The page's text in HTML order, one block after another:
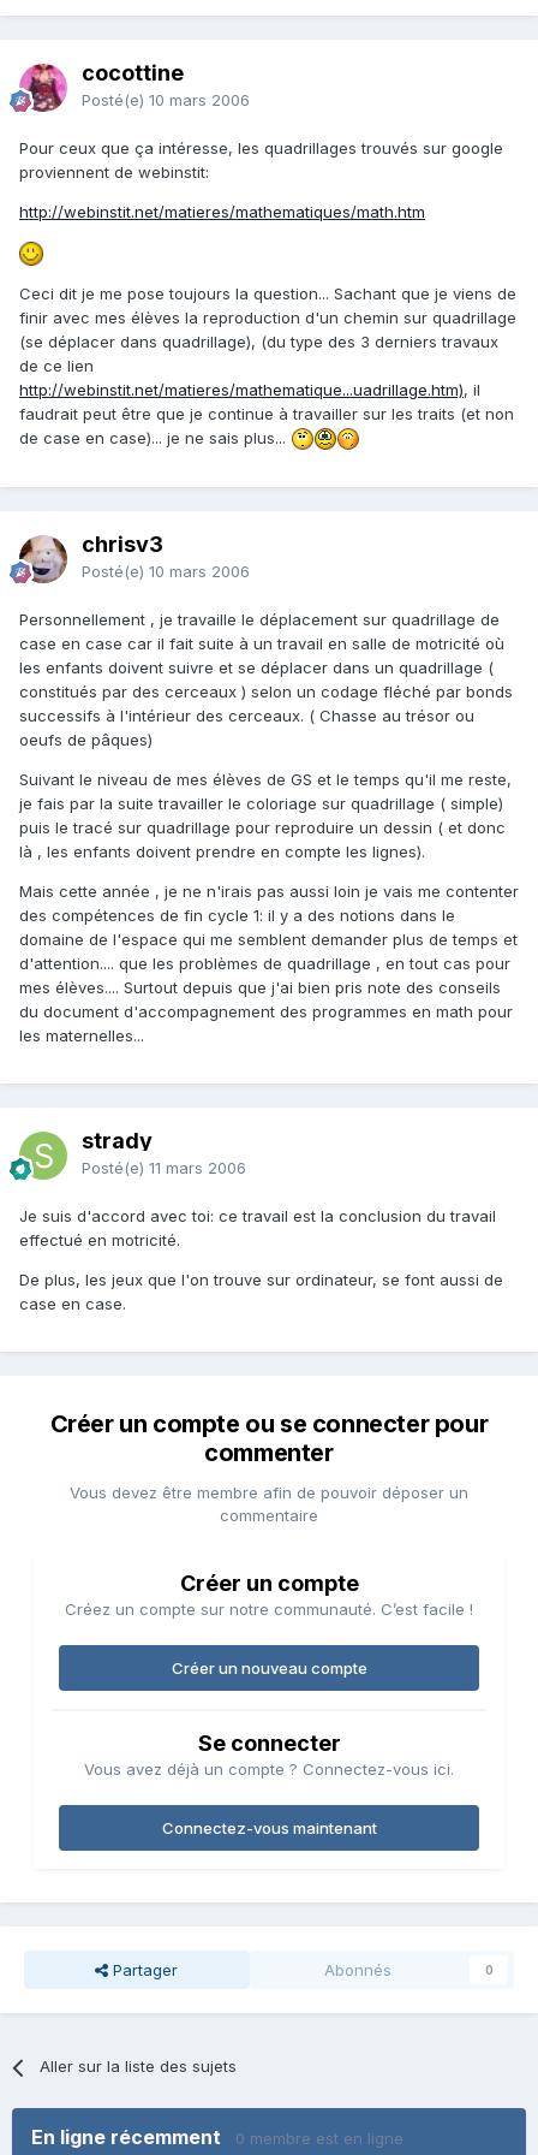
cocottine
Posté(e) 10 mars 2006
Pour ceux que ça intéresse, les quadrillages trouvés sur google
proviennent de webinstit:
http://webinstit.net/matieres/mathematiques/math.htm
Ceci dit je me pose toujours la question... Sachant que je viens de
finir avec mes élèves la reproduction d'un chemin sur quadrillage
(se déplacer dans quadrillage), (du type des 3 derniers travaux
de ce lien
http://webinstit.net/matieres/mathematique...uadrillage.htm), il
faudrait peut être que je continue à travailler sur les traits (et non
de case en case)... je ne sais plus...
chrisv3
Posté(e) 10 mars 2006
Personnellement , je travaille le déplacement sur quadrillage de
case en case car il fait suite à un travail en salle de motricité où
les enfants doivent suivre et se déplacer dans un quadrillage (
constitués par des cerceaux ) selon un codage fléché par bonds
successifs à l'intérieur des cerceaux. ( Chasse au trésor ou
oeufs de pâques)
Suivant le niveau de mes élèves de GS et le temps qu'il me reste,
je fais par la suite travailler le coloriage sur quadrillage ( simple)
puis le tracé sur quadrillage pour reproduire un dessin ( et donc
là , les enfants doivent prendre en compte les lignes).
Mais cette année , je ne n'irais pas aussi loin je vais me contenter
des compétences de fin cycle 1: il y a des notions dans le
domaine de l'espace qui me semblent demander plus de temps et
d'attention.... que les problèmes de quadrillage , en tout cas pour
mes élèves.... Surtout depuis que j'ai bien pris note des conseils
du document d'accompagnement des programmes en math pour
les maternelles...
strady
Posté(e) 11 mars 2006
Je suis d'accord avec toi: ce travail est la conclusion du travail
effectué en motricité.
De plus, les jeux que l'on trouve sur ordinateur, se font aussi de
case en case.
Créer un compte ou se connecter pour
commenter
Vous devez être membre afin de pouvoir déposer un
commentaire
Créer un compte
Créez un compte sur notre communauté. C’est facile !
Créer un nouveau compte
Se connecter
Vous avez déjà un compte ? Connectez-vous ici.
Connectez-vous maintenant
Partager Abonnés 0
Aller sur la liste des sujets
En ligne récemment 0 membre est en ligne